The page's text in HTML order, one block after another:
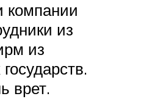
компании
из
из
врет.